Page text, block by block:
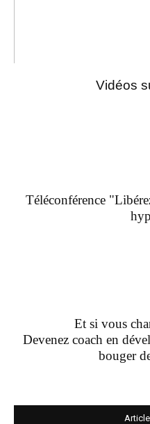
Vidéos
Téléconférence
Et si vous
Devenez coach en
bouger